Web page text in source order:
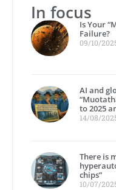
In focus
Is Your
Failure?
09/10/
AI and
to 2025
14/08/
There is
chips”
10/07/